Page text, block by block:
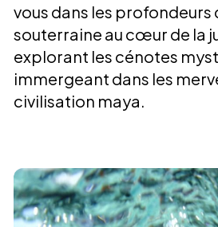
vous dans les profondeurs
souterraine au cœur de la
explorant les cénotes
immergeant dans les
civilisation maya.